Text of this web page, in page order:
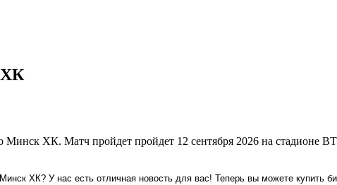
ХК. Матч пройдет пройдет 12 сентября 2026 на стадионе
ХК? У нас есть отличная новость для вас! Теперь вы можете купить